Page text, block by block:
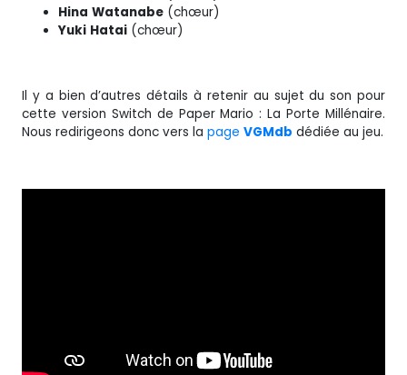
Hina Watanabe (chœur)
Yuki Hatai (chœur)
Il y a bien d’autres détails à retenir au sujet du son pour
cette version Switch de Paper Mario : La Porte Millénaire.
Nous redirigeons donc vers la page VGMdb dédiée au jeu.